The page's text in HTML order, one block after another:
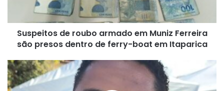
presos
dentro
boat
em
Itaparica
Suspeitos de roubo armado em Muniz Ferreira
são presos dentro de ferry-boat em Itaparica
Secretário
de
educação